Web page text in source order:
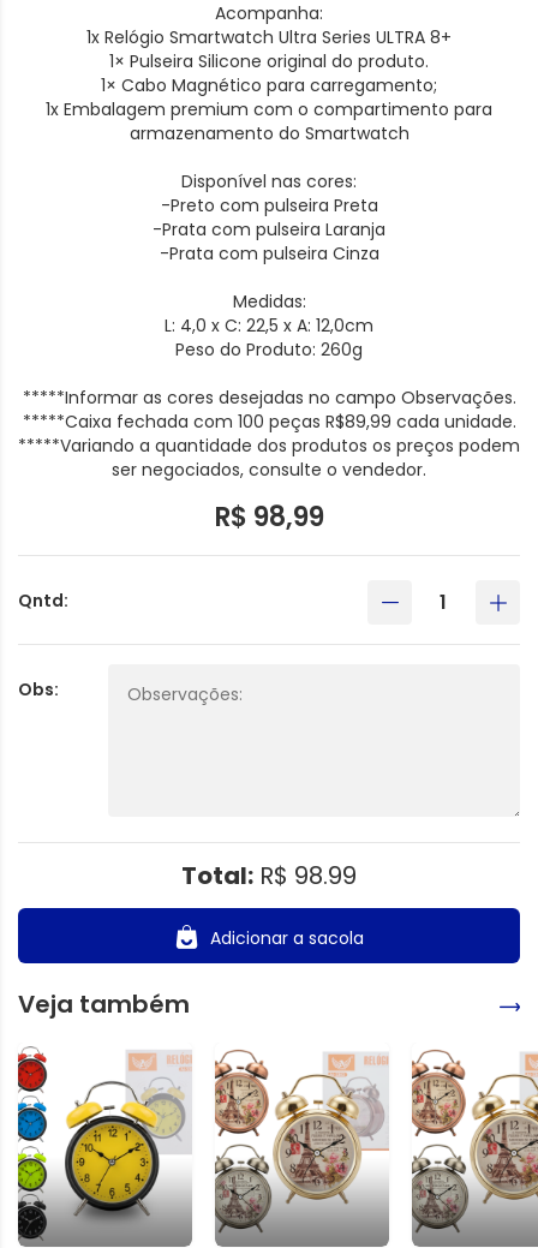
Acompanha:
1x Relógio Smartwatch Ultra Series ULTRA 8+
1× Pulseira Silicone original do produto.
1× Cabo Magnético para carregamento;
1x Embalagem premium com o compartimento para
armazenamento do Smartwatch
Disponível nas cores:
-Preto com pulseira Preta
-Prata com pulseira Laranja
-Prata com pulseira Cinza
Medidas:
L: 4,0 x C: 22,5 x A: 12,0cm
Peso do Produto: 260g
*****Informar as cores desejadas no campo Observações.
*****Caixa fechada com 100 peças R$89,99 cada unidade.
*****Variando a quantidade dos produtos os preços podem
ser negociados, consulte o vendedor.
R$ 98,99
Qntd:
Obs:
Total: R$ 98.99
Adicionar a sacola
Veja também